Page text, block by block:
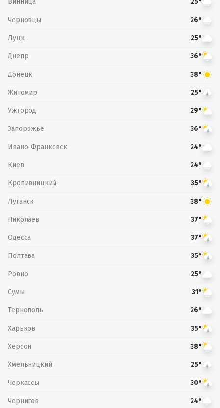
25°
Черновцы 26°
Луцк 25°
Днепр 36°
Донецк 38°
Житомир 25°
Ужгород 29°
Запорожье 36°
Ивано-Франковск 24°
Киев 24°
Кропивницкий 35°
Луганск 38°
Николаев 37°
Одесса 37°
Полтава 35°
Ровно 25°
Сумы 31°
Тернополь 26°
Харьков 35°
Херсон 38°
Хмельницкий 25°
Черкассы 30°
Чернигов 24°